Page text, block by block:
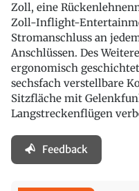
Zoll, eine
Zoll-Inflight-
Stromanschluss an
Anschlüssen. Des
ergonomisch
sechsfach verstellbare
Sitzfläche mit
Langstreckenflügen
Feedback